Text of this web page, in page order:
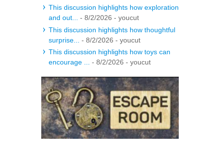
This discussion highlights how exploration
and out...
- 8/2/2026 - youcut
This discussion highlights how thoughtful
surprise...
- 8/2/2026 - youcut
This discussion highlights how toys can
encourage ...
- 8/2/2026 - youcut